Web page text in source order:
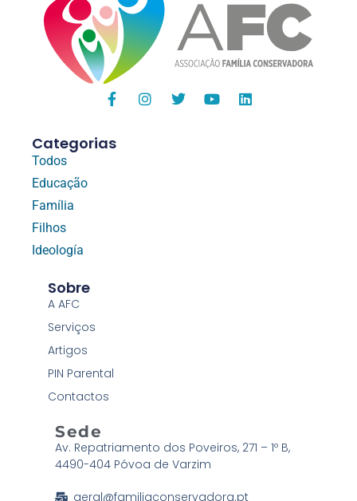
Categorias
Todos
Educação
Família
Filhos
Ideología
Sobre
A AFC
Serviços
Artigos
PIN Parental
Contactos
Sede
Av. Repatriamento dos Poveiros, 271 – 1º B,
4490-404 Póvoa de Varzim
geral@familiaconservadora.pt